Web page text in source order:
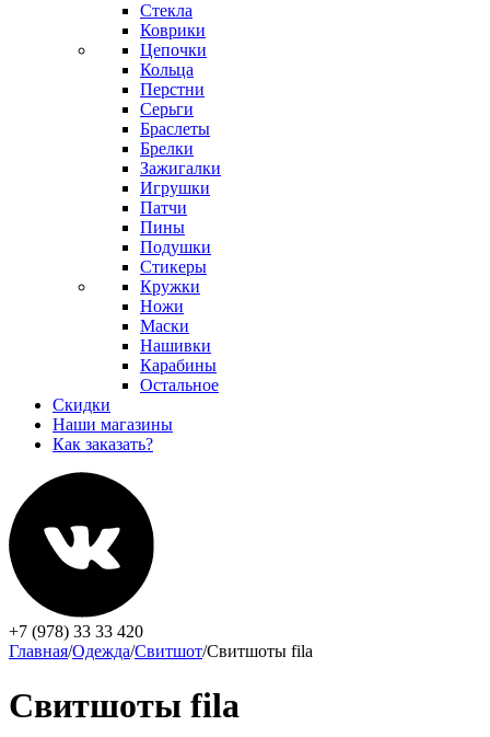
Стекла
Коврики
Цепочки
Кольца
Перстни
Серьги
Браслеты
Брелки
Зажигалки
Игрушки
Патчи
Пины
Подушки
Стикеры
Кружки
Ножи
Маски
Нашивки
Карабины
Остальное
Скидки
Наши магазины
Как заказать?
+7 (978) 33 33 420
Главная/Одежда/Свитшот/Свитшоты fila
Свитшоты fila